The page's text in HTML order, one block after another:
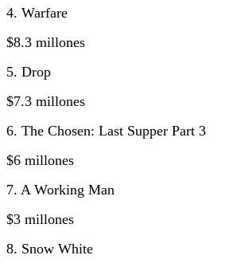
4. Warfare
$8.3 millones
5. Drop
$7.3 millones
6. The Chosen: Last Supper Part 3
$6 millones
7. A Working Man
$3 millones
8. Snow White